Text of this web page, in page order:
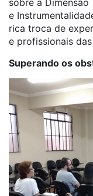
sobre a
e
rica troca de
e profissionais
Superando os